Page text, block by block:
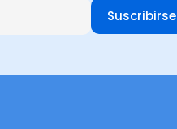
Suscribirse